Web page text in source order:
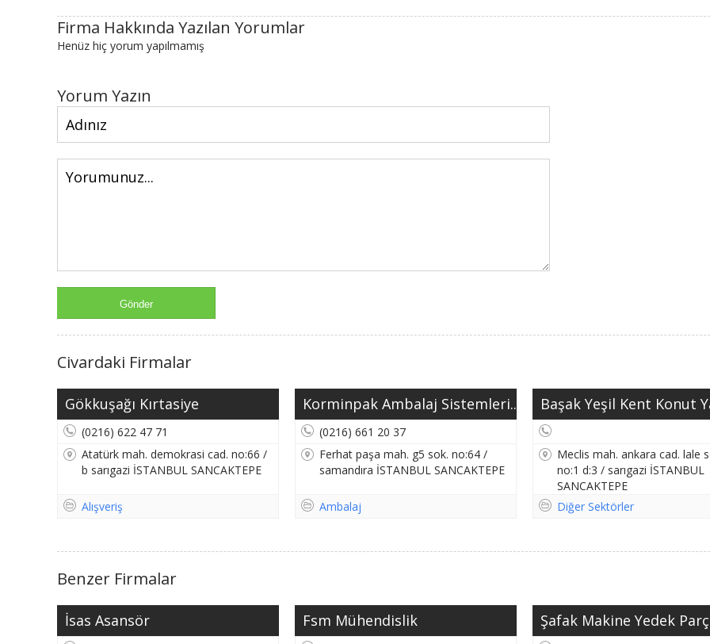
Firma Hakkında Yazılan Yorumlar
Henüz hiç yorum yapılmamış
Yorum Yazın
Civardaki Firmalar
Gökkuşağı Kırtasiye
(0216) 622 47 71
Atatürk mah. demokrasi cad. no:66 /
b sarıgazi İSTANBUL SANCAKTEPE
Alışveriş
Korminpak Ambalaj Sistemleri...
(0216) 661 20 37
Ferhat paşa mah. g5 sok. no:64 /
samandıra İSTANBUL SANCAKTEPE
Ambalaj
Başak Yeşil Kent Konut
Meclis mah. ankara cad. lale
no:1 d:3 / sarıgazi İSTANBUL
SANCAKTEPE
Diğer Sektörler
Benzer Firmalar
İsas Asansör Fsm Mühendislik Şafak Makine Yedek